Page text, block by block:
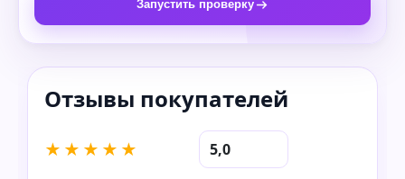
Запустить проверку
★★★★★ 5,0